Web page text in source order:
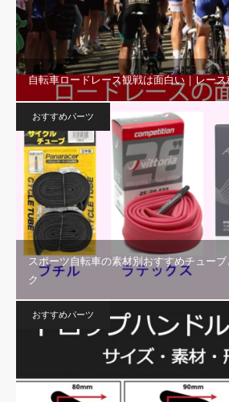
自転車ロードレース観戦は面白い｜レース
おすすめパーツ
スポーツ自転車の素材別おすすめチュー
ク
おすすめパーツ